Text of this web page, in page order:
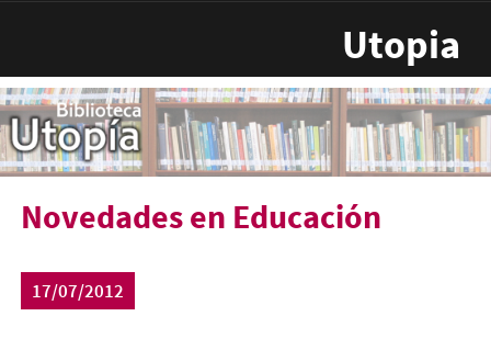
Utopia
Novedades en Educación
17/07/2012